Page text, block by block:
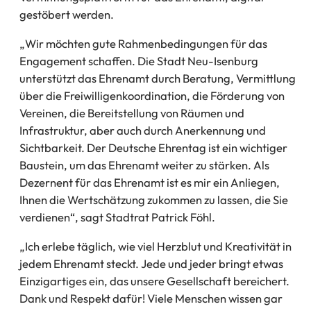
einem
Tab)
gestöbert werden.
„Wir möchten gute Rahmenbedingungen für das
Engagement schaffen. Die Stadt Neu-Isenburg
unterstützt das Ehrenamt durch Beratung, Vermittlung
über die Freiwilligenkoordination, die Förderung von
Vereinen, die Bereitstellung von Räumen und
Infrastruktur, aber auch durch Anerkennung und
Sichtbarkeit. Der Deutsche Ehrentag ist ein wichtiger
Baustein, um das Ehrenamt weiter zu stärken. Als
Dezernent für das Ehrenamt ist es mir ein Anliegen,
Ihnen die Wertschätzung zukommen zu lassen, die Sie
verdienen“, sagt Stadtrat Patrick Föhl.
„Ich erlebe täglich, wie viel Herzblut und Kreativität in
jedem Ehrenamt steckt. Jede und jeder bringt etwas
Einzigartiges ein, das unsere Gesellschaft bereichert.
Dank und Respekt dafür! Viele Menschen wissen gar